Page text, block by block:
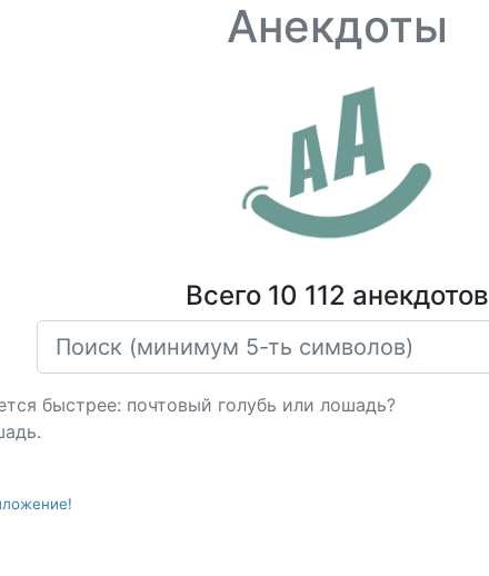
Анекдоты
Всего 10 112 анекдотов
быстрее: почтовый голубь или лошадь?